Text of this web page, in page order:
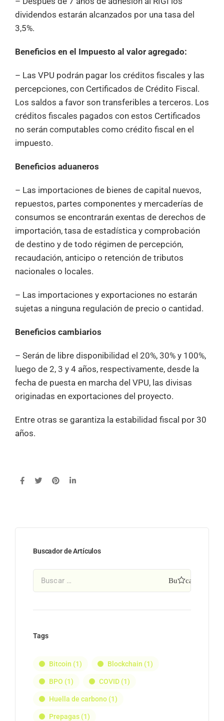
dividendos estarán alcanzados por una tasa del
3,5%.
Beneficios en el Impuesto al valor agregado:
– Las VPU podrán pagar los créditos fiscales y las
percepciones, con Certificados de Crédito Fiscal.
Los saldos a favor son transferibles a terceros. Los
créditos fiscales pagados con estos Certificados
no serán computables como crédito fiscal en el
impuesto.
Beneficios aduaneros
– Las importaciones de bienes de capital nuevos,
repuestos, partes componentes y mercaderías de
consumos se encontrarán exentas de derechos de
importación, tasa de estadística y comprobación
de destino y de todo régimen de percepción,
recaudación, anticipo o retención de tributos
nacionales o locales.
– Las importaciones y exportaciones no estarán
sujetas a ninguna regulación de precio o cantidad.
Beneficios cambiarios
– Serán de libre disponibilidad el 20%, 30% y 100%,
luego de 2, 3 y 4 años, respectivamente, desde la
fecha de puesta en marcha del VPU, las divisas
originadas en exportaciones del proyecto.
Entre otras se garantiza la estabilidad fiscal por 30
años.
Buscador de Artículos
Tags
Bitcoin (1) Blockchain (1)
BPO (1) COVID (1)
Huella de carbono (1)
Prepagas (1)